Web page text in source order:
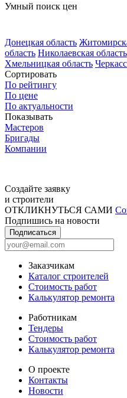
Умный поиск цен
Донецкая область
область Николаевская область
Хмельницкая область
Сортировать
По рейтингу
По цене
По актуальности
Показывать
Мастеров
Бригады
Компании
Создайте заявку
и строители
ОТКЛИКНУТЬСЯ САМИ
Подпишись на новости
Подписаться
Заказчикам
Каталог строителей
Стоимость работ
Калькулятор ремонта
Работникам
Тендеры
Стоимость работ
Калькулятор ремонта
О проекте
Контакты
Новости